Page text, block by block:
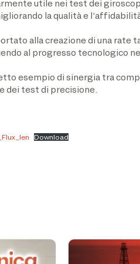
utile nei test dei
la qualità e
alla creazione di una rate
al progresso tecnologico
esempio di sinergia tra
dei test di precisione.
Download